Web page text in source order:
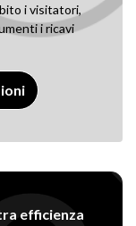
i visitatori,
i ricavi
efficienza